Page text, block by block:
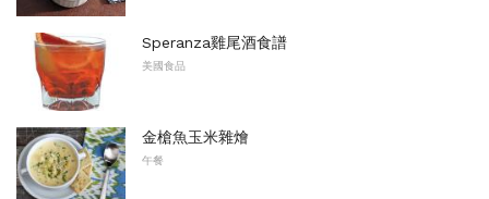
Speranza雞尾酒食譜
美國食品
金槍魚玉米雜燴
午餐